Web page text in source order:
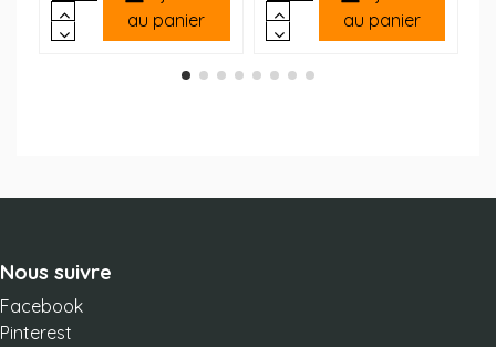
au panier
au panier
Nous suivre
Facebook
Pinterest